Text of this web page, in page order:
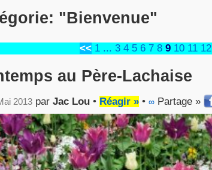
"Bienvenue"
<< 1 ... 3 4 5 6 7 8 9 10 11 12
au Père-Lachaise
2013 par Jac Lou • Réagir » • ∞ Partage »